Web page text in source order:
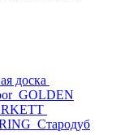
доска
GOLDEN
Стародуб